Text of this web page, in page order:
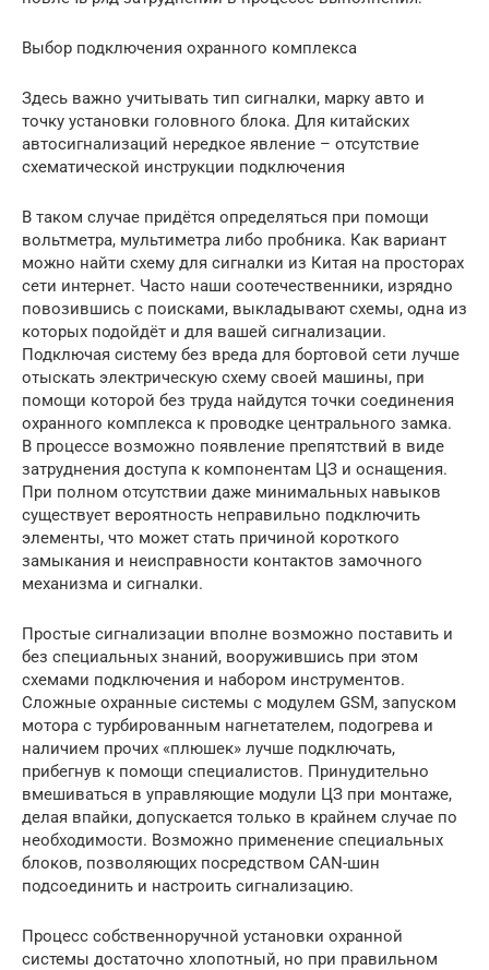
Выбор подключения охранного комплекса
Здесь важно учитывать тип сигналки, марку авто и
точку установки головного блока. Для китайских
автосигнализаций нередкое явление – отсутствие
схематической инструкции подключения
В таком случае придётся определяться при помощи
вольтметра, мультиметра либо пробника. Как вариант
можно найти схему для сигналки из Китая на просторах
сети интернет. Часто наши соотечественники, изрядно
повозившись с поисками, выкладывают схемы, одна из
которых подойдёт и для вашей сигнализации.
Подключая систему без вреда для бортовой сети лучше
отыскать электрическую схему своей машины, при
помощи которой без труда найдутся точки соединения
охранного комплекса к проводке центрального замка.
В процессе возможно появление препятствий в виде
затруднения доступа к компонентам ЦЗ и оснащения.
При полном отсутствии даже минимальных навыков
существует вероятность неправильно подключить
элементы, что может стать причиной короткого
замыкания и неисправности контактов замочного
механизма и сигналки.
Простые сигнализации вполне возможно поставить и
без специальных знаний, вооружившись при этом
схемами подключения и набором инструментов.
Сложные охранные системы с модулем GSM, запуском
мотора с турбированным нагнетателем, подогрева и
наличием прочих «плюшек» лучше подключать,
прибегнув к помощи специалистов. Принудительно
вмешиваться в управляющие модули ЦЗ при монтаже,
делая впайки, допускается только в крайнем случае по
необходимости. Возможно применение специальных
блоков, позволяющих посредством CAN-шин
подсоединить и настроить сигнализацию.
Процесс собственноручной установки охранной
системы достаточно хлопотный, но при правильном